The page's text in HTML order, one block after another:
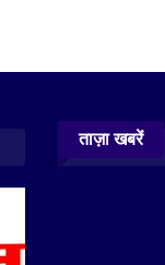
ताज़ा खबरें